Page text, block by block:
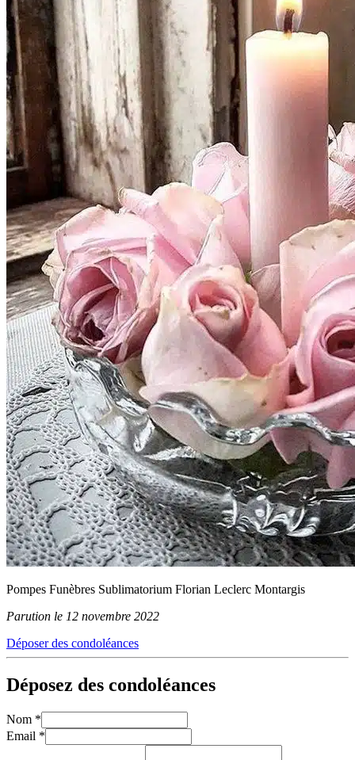
Pompes Funèbres Sublimatorium Florian Leclerc Montargis
Parution le 12 novembre 2022
Déposer des condoléances
Déposez des condoléances
Nom *
Email *